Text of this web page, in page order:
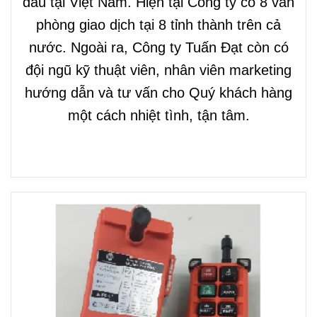
phòng giao dịch tại 8 tỉnh thành trên cả
nước. Ngoài ra, Công ty Tuấn Đạt còn có
đội ngũ kỹ thuật viên, nhân viên marketing
hướng dẫn và tư vấn cho Quý khách hàng
một cách nhiệt tình, tận tâm.